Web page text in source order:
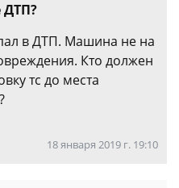
ДТП?
в ДТП. Машина не на
Кто должен
тс до места
18 января 2019 г. 19:10